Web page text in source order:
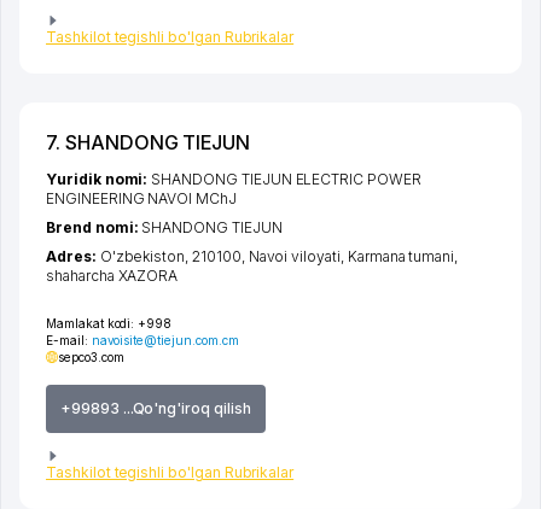
Tashkilot tegishli bo'lgan Rubrikalar
7. SHANDONG TIEJUN
Mamlakat kodi: +998
E-mail: navoisite@tiejun.com.cm
sepco3.com
+99893 ...Qo'ng'iroq qilish
Tashkilot tegishli bo'lgan Rubrikalar
Yuridik nomi: SHANDONG TIEJUN ELECTRIC POWER
ENGINEERING NAVOI MChJ
Brend nomi: SHANDONG TIEJUN
Adres: O'zbekiston, 210100, Navoi viloyati, Karmana tumani,
shaharcha XAZORA